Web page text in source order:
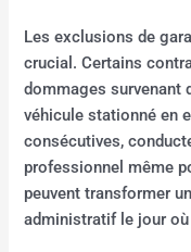
Les exclusions de
crucial. Certains
dommages survenant
véhicule stationné en
consécutives,
professionnel même
peuvent transformer
administratif le jour